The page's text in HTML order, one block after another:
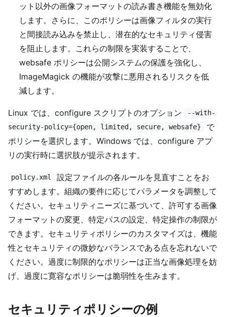
ット以外の画像フォーマットの読み書き機能を無効化
します。さらに、このポリシーは画像フィルタの実行
と間接読み込みを禁止し、潜在的なセキュリティ侵害
を阻止します。これらの制限を実装することで、
websafe ポリシーは公開システムの保護を強化し、
ImageMagick の機能が攻撃に悪用されるリスクを低
減します。
Linux では、configure スクリプトのオプション
--with-
security-policy={open, limited, secure, websafe}
で
ポリシーを選択します。Windows では、configure アプ
リの実行時に選択肢が提示されます。
policy.xml
設定ファイルの各ルールを見直すことをお
すすめします。組織の要件に応じてパラメータを調整して
ください。セキュリティニーズに基づいて、許可する画像
フォーマットの変更、特定パスの設定、特定操作の制限が
できます。セキュリティポリシーのカスタマイズは、機能
性とセキュリティの微妙なバランスである点を忘れないで
ください。過度に制限的なポリシーは正当な画像処理を妨
げ、過度に寛容なポリシーは脆弱性を生みます。
セキュリティポリシーの例